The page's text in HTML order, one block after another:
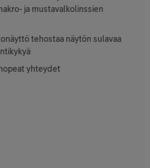
ja mustavalkolinssien
tehostaa näytön sulavaa
yhteydet